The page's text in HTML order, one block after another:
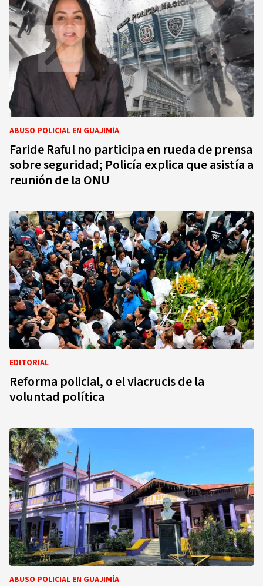
ABUSO POLICIAL EN GUAJIMÍA
Faride Raful no participa en rueda de prensa
sobre seguridad; Policía explica que asistía a
reunión de la ONU
EDITORIAL
Reforma policial, o el viacrucis de la
voluntad política
ABUSO POLICIAL EN GUAJIMÍA